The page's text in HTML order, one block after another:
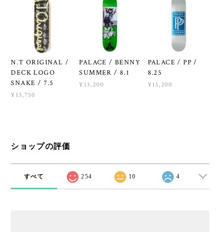
N.T ORIGINAL /
DECK LOGO
SNAKE / 7.5
¥13,750
PALACE / BENNY
SUMMER / 8.1
¥13,200
PALACE / PP /
8.25
¥13,200
ショップの評価
すべて 254 10 4